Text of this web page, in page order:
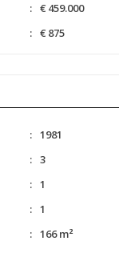
: € 459.000
: € 875
: 1981
: 3
: 1
: 1
: 166 m²